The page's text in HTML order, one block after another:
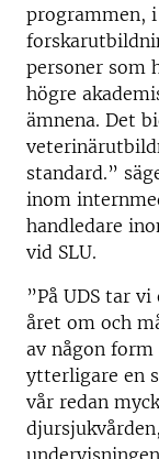
programmen,
personer som
högre
ämnena. Det
standard.”
inom
handledare
vid SLU.
”På UDS tar
året om och
av någon
ytterligare en
vår redan